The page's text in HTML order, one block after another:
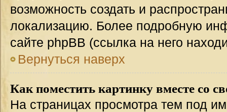
возможность создать и
локализацию. Более подробную
сайте phpBB (ссылка на него
Вернуться наверх
Как поместить картинку вместе со
На страницах просмотра тем под